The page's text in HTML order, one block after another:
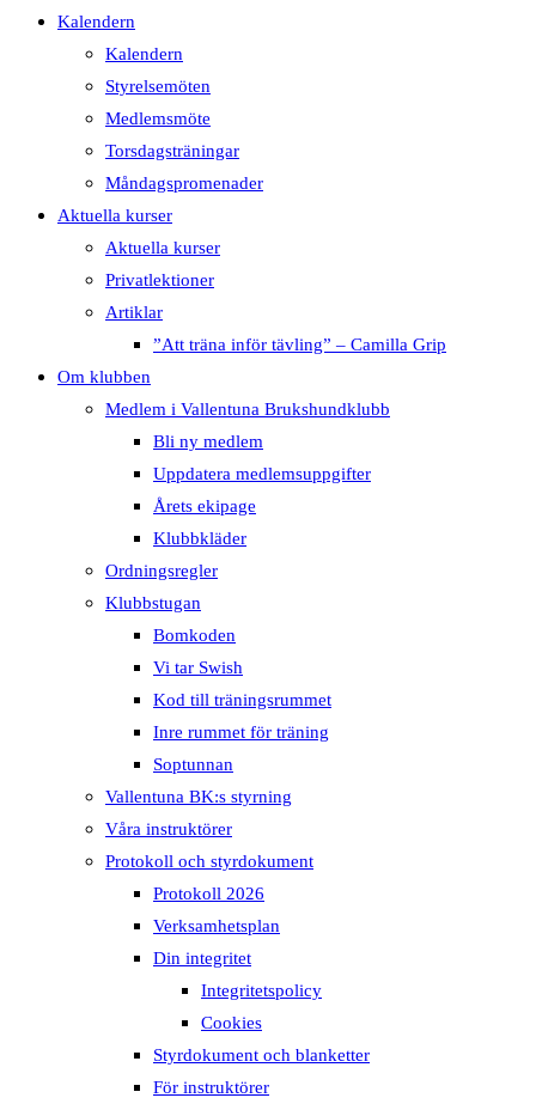
Kalendern
Kalendern
Styrelsemöten
Medlemsmöte
Torsdagsträningar
Måndagspromenader
Aktuella kurser
Aktuella kurser
Privatlektioner
Artiklar
”Att träna inför tävling” – Camilla Grip
Om klubben
Medlem i Vallentuna Brukshundklubb
Bli ny medlem
Uppdatera medlemsuppgifter
Årets ekipage
Klubbkläder
Ordningsregler
Klubbstugan
Bomkoden
Vi tar Swish
Kod till träningsrummet
Inre rummet för träning
Soptunnan
Vallentuna BK:s styrning
Våra instruktörer
Protokoll och styrdokument
Protokoll 2026
Verksamhetsplan
Din integritet
Integritetspolicy
Cookies
Styrdokument och blanketter
För instruktörer